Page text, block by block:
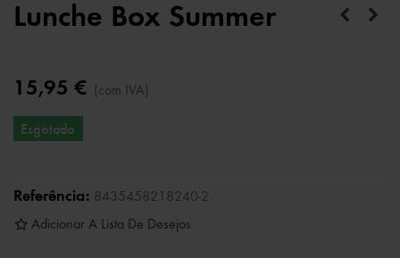
Lunche Box Summer
15,95 € (com IVA)
Esgotado
Referência: 8435458218240-2
Adicionar A Lista De Desejos